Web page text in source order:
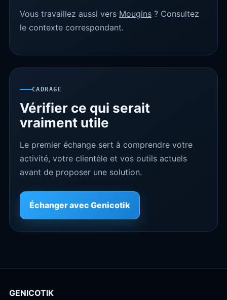
Vous travaillez aussi vers Mougins ? Consultez
le contexte correspondant.
CADRAGE
Vérifier ce qui serait
vraiment utile
Le premier échange sert à comprendre votre
activité, votre clientèle et vos outils actuels
avant de proposer une solution.
Échanger avec Genicotik
GENICOTIK